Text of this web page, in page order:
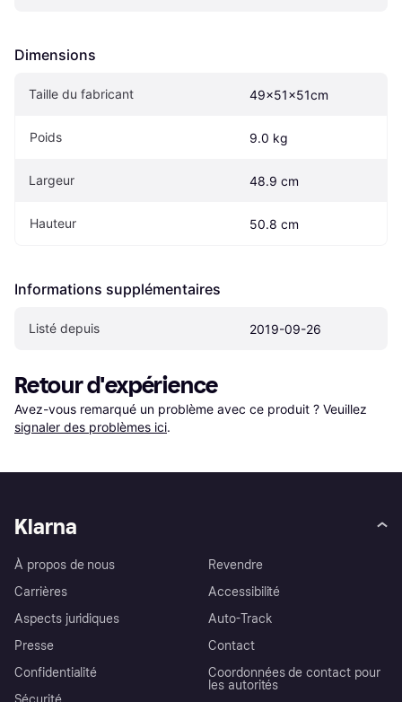
Dimensions
Taille du fabricant 49x51x51cm
Poids 9.0 kg
Largeur 48.9 cm
Hauteur 50.8 cm
Informations supplémentaires
Listé depuis 2019-09-26
Retour d'expérience
Avez-vous remarqué un problème avec ce produit ? Veuillez
signaler des problèmes ici.
Klarna
À propos de nous
Carrières
Aspects juridiques
Presse
Confidentialité
Revendre
Accessibilité
Auto-Track
Contact
Coordonnées de contact pour
les autorités